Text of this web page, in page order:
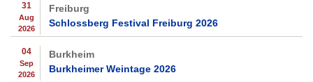
31
Aug
2026
Freiburg
Schlossberg Festival Freiburg 2026
04
Sep
2026
Burkheim
Burkheimer Weintage 2026